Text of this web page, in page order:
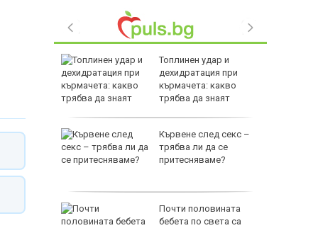
в
пет
Топлинен удар и
дехидратация при
кърмачета: какво
трябва да знаят
Кървене след секс –
трябва ли да се
притесняваме?
Почти половината
бебета по света са